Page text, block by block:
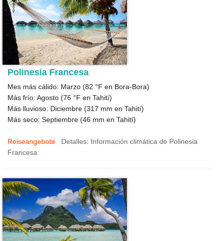
Polinesia Francesa
Mes más cálido: Marzo (82 °F en Bora-Bora)
Más frío: Agosto (76 °F en Tahití)
Más lluvioso: Diciembre (317 mm en Tahití)
Más seco: Septiembre (46 mm en Tahití)
Reiseangebote
Detalles: Información climática de Polinesia
Francesa